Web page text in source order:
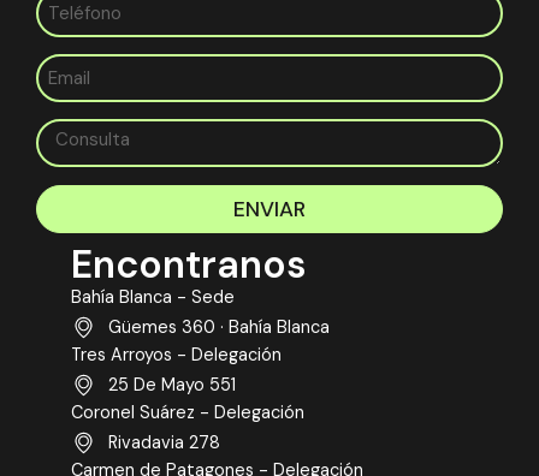
ENVIAR
Encontranos
Bahía Blanca - Sede
Güemes 360 · Bahía Blanca
Tres Arroyos - Delegación
25 De Mayo 551
Coronel Suárez - Delegación
Rivadavia 278
Carmen de Patagones - Delegación